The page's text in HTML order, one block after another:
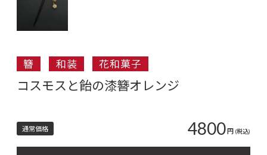
簪 和装 花和菓子
コスモスと飴の漆簪オレンジ
通常価格 4800円 (税込)